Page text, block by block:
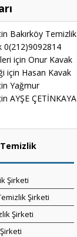
Bakırköy Temizlik
0(212)9092814
için Onur Kavak
için Hasan Kavak
Yağmur
AYŞE ÇETİNKAYA
Şirketi
Şirketi
Şirketi